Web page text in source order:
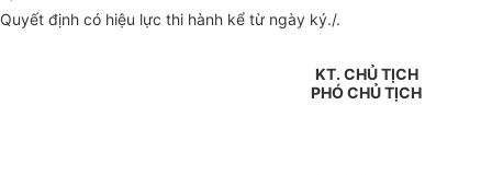
Quyết định có hiệu lực thi hành kể từ ngày ký./.
KT. CHỦ TỊCH
PHÓ CHỦ TỊCH